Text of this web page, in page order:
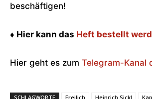
beschäftigen!
♦ Hier kann das Heft bestellt
Hier geht es zum Telegram-Kanal
SCHLAGWORTE Freilich Heinrich Sickl